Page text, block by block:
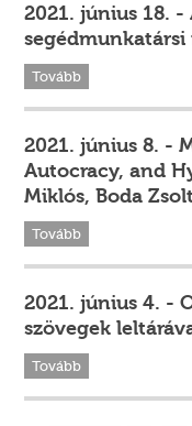
2021. június 18.
Tovább
2021. június 8. -
Autocracy, and
Miklós, Boda
Tovább
2021. június 4. -
szövegek
Tovább